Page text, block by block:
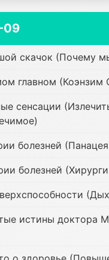
09
скачок (Почему
главном (Коэнзим
сенсации
болезней
болезней
истины доктора